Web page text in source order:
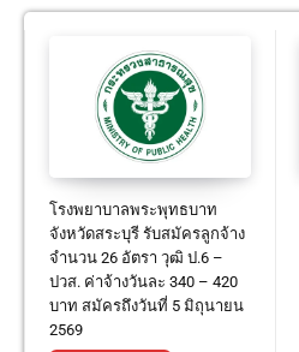
โรงพยาบาลพระพุทธบาท
จังหวัดสระบุรี รับสมัครลูกจ้าง
จำนวน 26 อัตรา วุฒิ ป.6 –
ปวส. ค่าจ้างวันละ 340 – 420
บาท สมัครถึงวันที่ 5 มิถุนายน
2569